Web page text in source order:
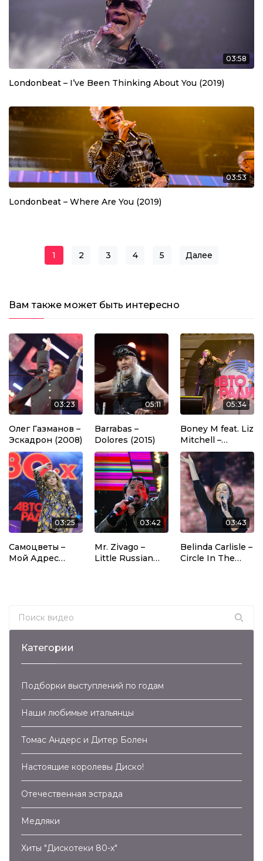
03:58
Londonbeat – I’ve Been Thinking About You (2019)
03:53
Londonbeat – Where Are You (2019)
Навигация по записям
1 2 3 4 5 Далее
Вам также может быть интересно
03:23
Олег Газманов –
Эскадрон (2008)
05:11
Barrabas –
Dolores (2015)
05:34
Boney M feat. Liz
Mitchell –
Rasputin (2012)
03:25
Самоцветы –
Мой Адрес
03:42
Mr. Zivago –
Little Russian
03:43
Belinda Carlisle –
Circle In The
Search for:
Категории
Подборки выступлений по годам
Наши любимые итальянцы
Томас Андерс и Дитер Болен
Настоящие королевы Диско!
Отечественная эстрада
Медляки
Хиты "Дискотеки 80-х"